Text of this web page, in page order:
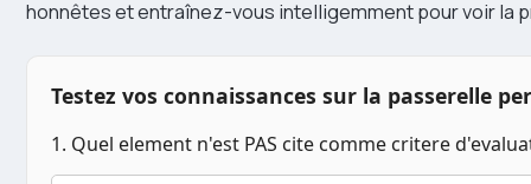
honnêtes et entraînez-vous intelligemment pour voir la
Testez vos connaissances sur la passerelle
1. Quel element n'est PAS cite comme critere